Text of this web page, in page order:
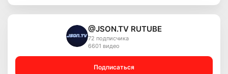
@JSON.TV RUTUBE
72 подписчика
6601 видео
Подписаться